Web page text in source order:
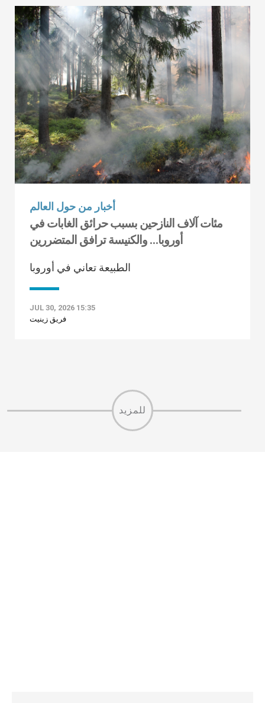
أخبار من حول العالم
مئات آلاف النازحين بسبب حرائق الغابات في
أوروبا… والكنيسة ترافق المتضررين
الطبيعة تعاني في أوروبا
JUL 30, 2026 15:35
فريق زينيت
للمزيد